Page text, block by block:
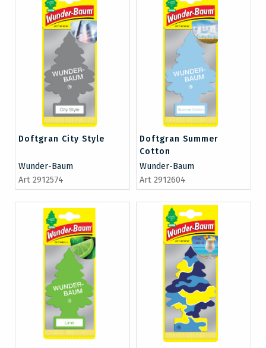
Doftgran City Style
Wunder-Baum
Art 2912574
Doftgran Summer
Cotton
Wunder-Baum
Art 2912604